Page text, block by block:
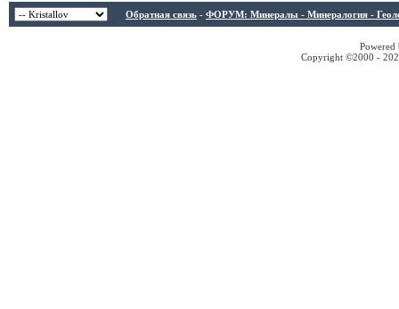
Обратная связь - ФОРУМ: Минералы - Минералогия -
Copyright ©2000 -